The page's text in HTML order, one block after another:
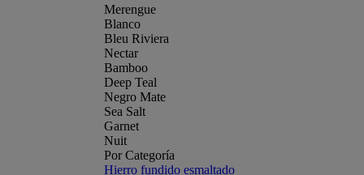
Merengue
Blanco
Bleu Riviera
Nectar
Bamboo
Deep Teal
Negro Mate
Sea Salt
Garnet
Nuit
Por Categoría
Hierro fundido esmaltado